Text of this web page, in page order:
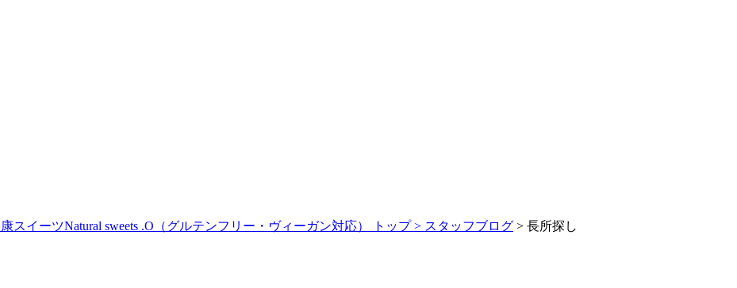
スイーツNatural sweets .O（グルテンフリー・ヴィーガン対応） トップ > スタッフブログ > 長所探し